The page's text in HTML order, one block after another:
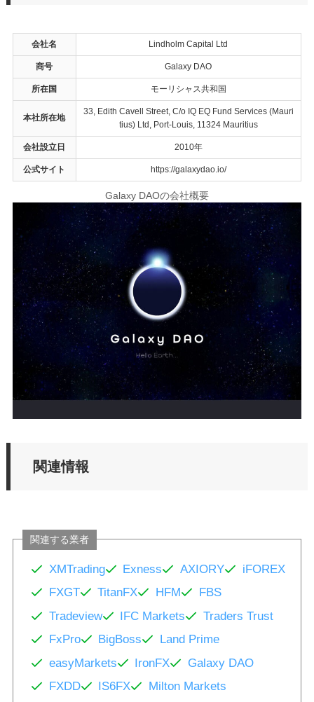
会社名 Lindholm Capital Ltd
商号 Galaxy DAO
所在国 モーリシャス共和国
本社所在地
33, Edith Cavell Street, C/o IQ EQ Fund Services (Mauri
tius) Ltd, Port-Louis, 11324 Mauritius
会社設立日 2010年
公式サイト https://galaxydao.io/
Galaxy DAOの会社概要
関連情報
関連する業者
XMTrading Exness AXIORY
iFOREX
FXGT
TitanFX HFM
FBS
Tradeview
IFC Markets
Traders Trust
FxPro
BigBoss
Land Prime
easyMarkets
IronFX
Galaxy DAO
FXDD
IS6FX
Milton Markets